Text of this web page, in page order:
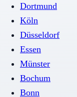
Dortmund
Köln
Düsseldorf
Essen
Münster
Bochum
Bonn